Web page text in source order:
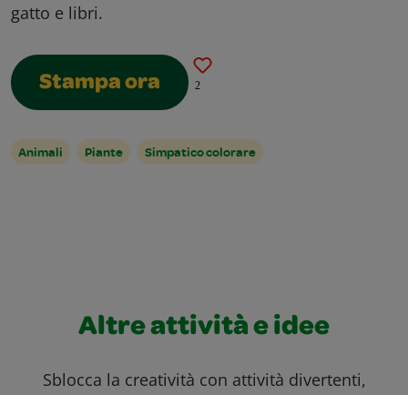
gatto e libri.
Stampa ora 2
Animali Piante Simpatico colorare
Altre attività e idee
Sblocca la creatività con attività divertenti,